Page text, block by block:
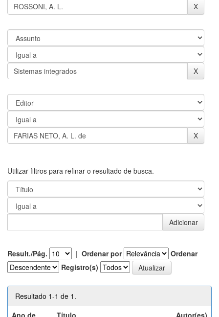
Utilizar filtros para refinar o resultado de busca.
Result./Pág. | Ordenar por
Ordenar
Registro(s)
Resultado 1-1 de 1.
Ano de
Título Autor(es)